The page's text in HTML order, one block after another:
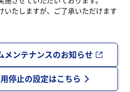
いたしますが、ご了承いただけます
メンテナンスのお知らせ
停止の設定はこちら